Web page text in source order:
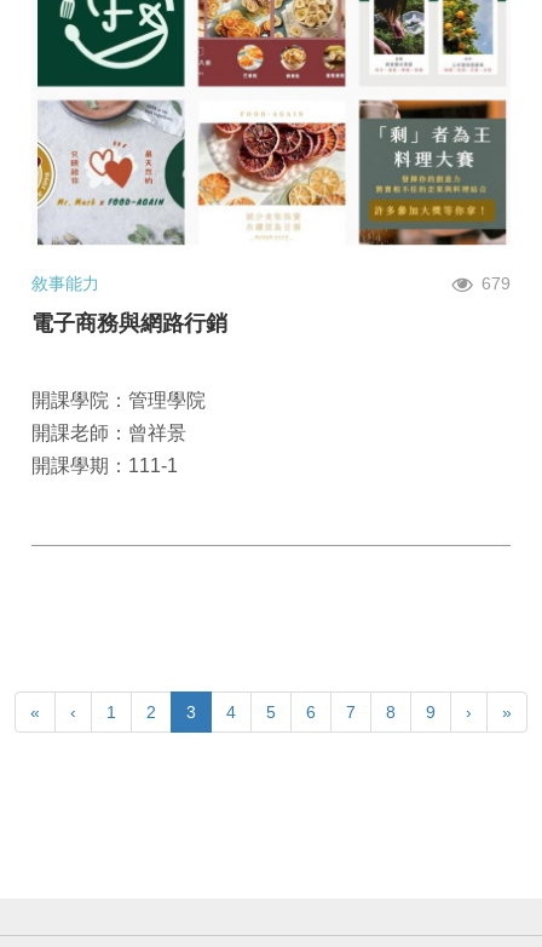
敘事能力 679
電子商務與網路行銷
開課學院：管理學院
開課老師：曾祥景
開課學期：111-1
« ‹ 1 2 3 4 5 6 7 8 9 › »